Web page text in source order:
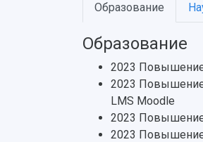
Образование
Образование
2023 Повышение
2023 Повышение
LMS Moodle
2023 Повышение
2023 Повышение